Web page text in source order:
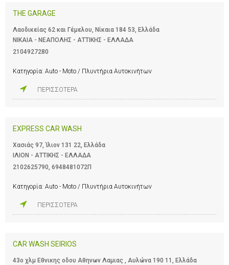
THE GARAGE
Λαοδικείας 62 και Γέμελου, Νίκαια 184 53, Ελλάδα
ΝΙΚΑΙΑ - ΝΕΑΠΟΛΗΣ - ΑΤΤΙΚΗΣ - ΕΛΛΑΔΑ
2104927280
Κατηγορία: Auto - Moto / Πλυντήρια Αυτοκινήτων
ΠΕΡΙΣΣΟΤΕΡΑ
EXPRESS CAR WASH
Χασιάς 97, Ίλιον 131 22, Ελλάδα
ΙΛΙΟΝ - ΑΤΤΙΚΗΣ - ΕΛΛΑΔΑ
2102625790 6948481072Π
Κατηγορία: Auto - Moto / Πλυντήρια Αυτοκινήτων
ΠΕΡΙΣΣΟΤΕΡΑ
CAR WASH SEIRIOS
43ο χλμ Εθνικης οδου Αθηνων Λαμιας , Αυλώνα 190 11, Ελλάδα